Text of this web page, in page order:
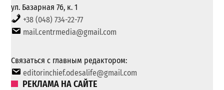
ул. Базарная 76, к. 1
+38 (048) 734-22-77
mail.centrmedia@gmail.com
Связаться с главным редактором:
editorinchief.odesalife@gmail.com
РЕКЛАМА НА САЙТЕ